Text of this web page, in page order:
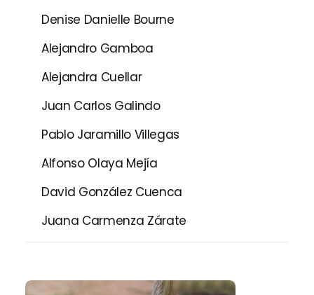
Denise Danielle Bourne
Alejandro Gamboa
Alejandra Cuellar
Juan Carlos Galindo
Pablo Jaramillo Villegas
Alfonso Olaya Mejía
David González Cuenca
Juana Carmenza Zárate